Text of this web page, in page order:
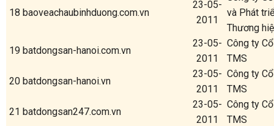
18 baoveachaubinhduong.com.vn
23-05-
2011
và Phát
Thương
19 batdongsan-hanoi.com.vn
23-05-
2011
Công ty
TMS
20 batdongsan-hanoi.vn
23-05-
2011
Công ty
TMS
21 batdongsan247.com.vn
23-05-
2011
Công ty
TMS